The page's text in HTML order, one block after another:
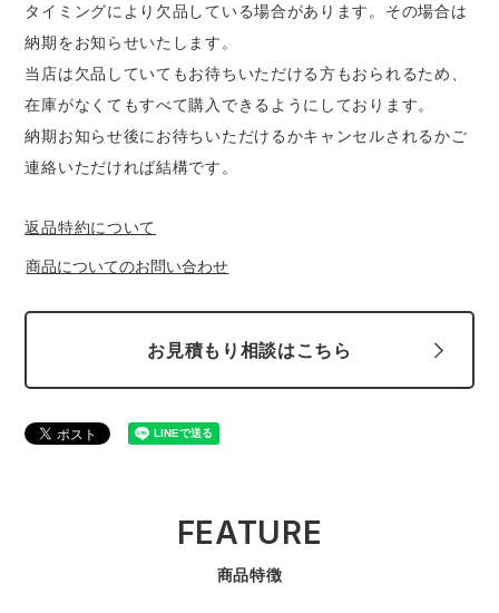
タイミングにより欠品している場合があります。その場合は
納期をお知らせいたします。
当店は欠品していてもお待ちいただける方もおられるため、
在庫がなくてもすべて購入できるようにしております。
納期お知らせ後にお待ちいただけるかキャンセルされるかご
連絡いただければ結構です。
返品特約について
商品についてのお問い合わせ
お見積もり相談はこちら
FEATURE
商品特徴